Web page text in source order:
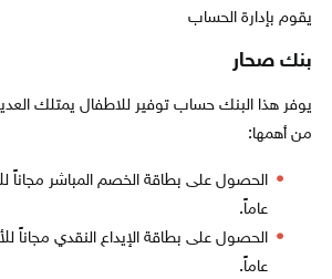
يقوم بإدارة الحساب
بنك صحار
يوفر هذا البنك حساب توفير للاطفال يمتلك
من أهمها:
عاماً.
عاماً.